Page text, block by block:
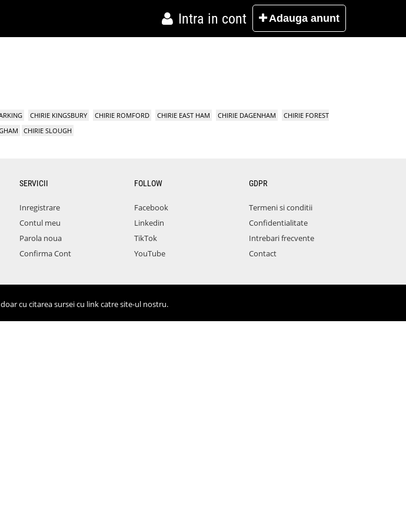
Intra in cont Adauga anunt
CHIRIE KINGSBURY CHIRIE ROMFORD CHIRIE EAST HAM CHIRIE DAGENHAM
CHIRIE FOREST
CHIRIE SLOUGH
SERVICII
Inregistrare
Contul meu
Parola noua
Confirma Cont
FOLLOW
Facebook
Linkedin
TikTok
YouTube
GDPR
Termeni si conditii
Confidentialitate
Intrebari frecvente
Contact
cu citarea sursei cu link catre site-ul nostru.